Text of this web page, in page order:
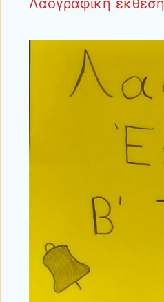
Λαογραφική